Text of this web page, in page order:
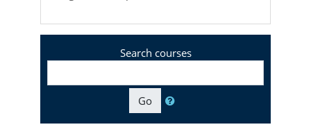
Search courses
Go